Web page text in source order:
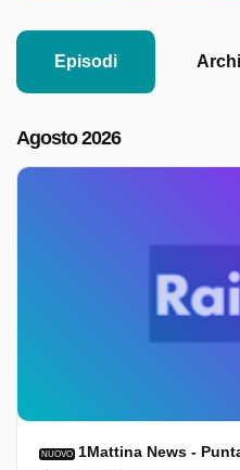
Episodi
Agosto 2026
NUOVO 1Mattina News -